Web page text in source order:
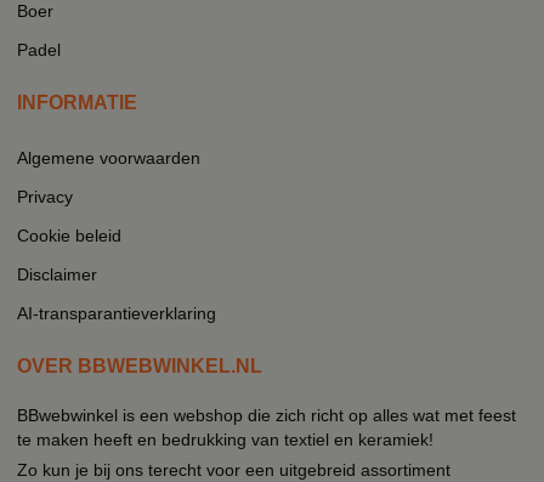
Boer
Padel
INFORMATIE
Algemene voorwaarden
Privacy
Cookie beleid
Disclaimer
AI-transparantieverklaring
OVER BBWEBWINKEL.NL
BBwebwinkel is een webshop die zich richt op alles wat met feest
te maken heeft en bedrukking van textiel en keramiek!
Zo kun je bij ons terecht voor een uitgebreid assortiment